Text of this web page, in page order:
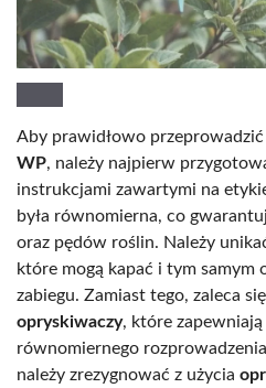
Aby prawidłowo
WP, należy najpierw
instrukcjami zawartymi na
była równomierna, co
oraz pędów roślin. Należy
które mogą kapać i tym samym
zabiegu. Zamiast tego, zaleca
opryskiwaczy, które zapewniają
równomiernego
należy zrezygnować z użycia